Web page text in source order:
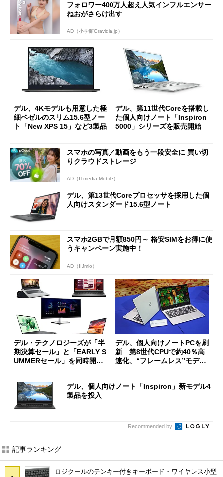
フォロワー400万人超え人気インフルエンサー
ねおがさらけ出す
AD（小学館Gravidia.jp）
デル、4Kモデルも用意した極
細ベゼルのスリム15.6型ノー
ト「New XPS 15」など3製品
デル、第11世代Coreを搭載し
た個人向けノート「Inspiron
5000」シリーズを販売開始
スマホの写真／動画をもう一段安全に 買い切
りクラウドストレージ
AD（ITmedia Mobile）
デル、第13世代Coreプロセッサを採用した個
人向けスタンダード15.6型ノート
スマホ2GBで月額850円～ 格安SIMをお得に使
うキャンペーン実施中！
AD（IIJmio）
デル・テクノロジーズが「半
期決算セール」と「EARLY S
UMMERセール」を同時開催
デル、個人向けノートPCを刷
新 第8世代CPUで約40％高
速化、“フレームレス”モデル
デル、個人向けノート「Inspiron」新モデル4
製品を投入
Recommended by
記事ランキング
ロジクールのテンキー付きキーボード・ワイヤレス小型